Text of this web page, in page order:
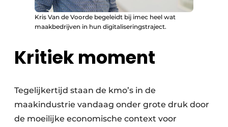
Kris Van de Voorde begeleidt bij imec heel wat
maakbedrijven in hun digitaliseringstraject.
Kritiek moment
Tegelijkertijd staan de kmo’s in de
maakindustrie vandaag onder grote druk door
de moeilijke economische context voor